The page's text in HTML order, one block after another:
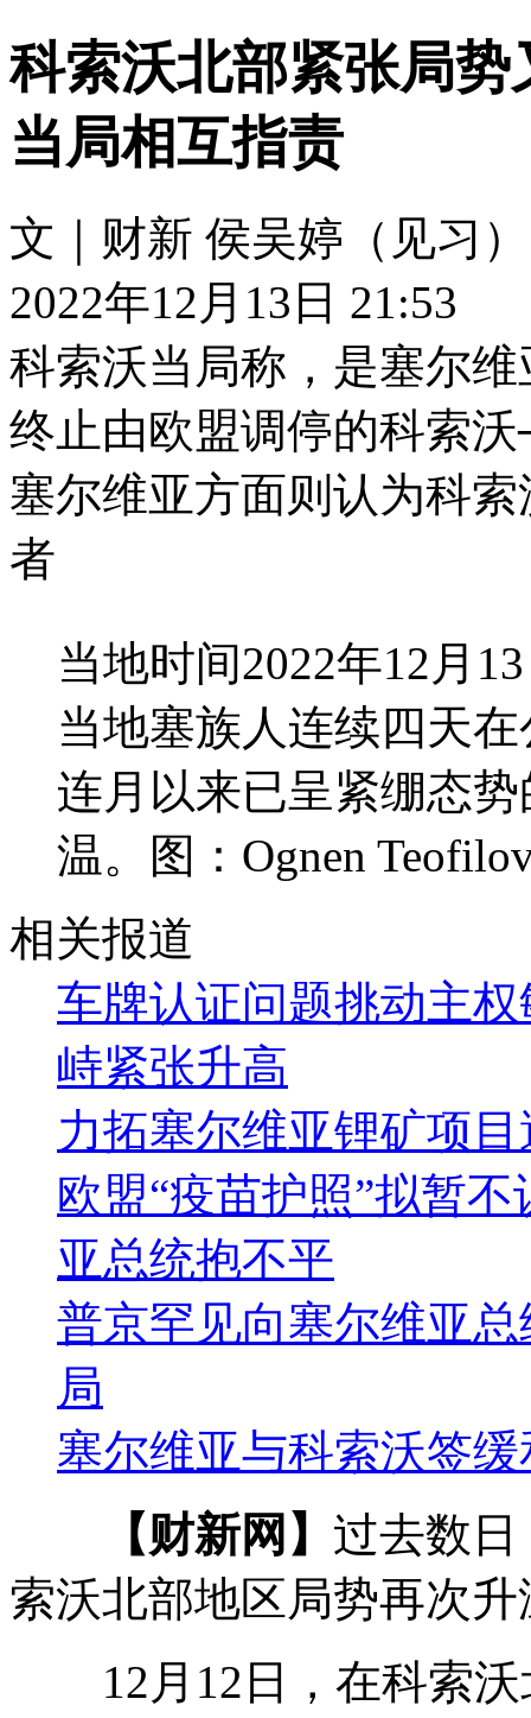
科索沃北部紧张局
当局相互指责
文｜财新 侯吴婷（见习）
2022年12月13日 21:53
科索沃当局称，是塞尔
终止由欧盟调停的科索
塞尔维亚方面则认为科
者
当地时间2022年12月
当地塞族人连续四天
连月以来已呈紧绷态
温。图：Ognen
相关报道
车牌认证问题挑动主
峙紧张升高
力拓塞尔维亚锂矿项
欧盟“疫苗护照”拟暂
亚总统抱不平
普京罕见向塞尔维亚
局
塞尔维亚与科索沃签
【财新网】 过去数
索沃北部地区局势再次升
12月12日，在科索沃